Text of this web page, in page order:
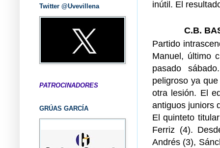
inútil. El
C.B.
Partido
Manuel, último
pasado
peligroso ya
otra lesión. El
antiguos juniors
El quinteto
Ferriz (4).
Andrés (3),
Twitter @Uvevillena
PATROCINADORES
GRÚAS GARCÍA